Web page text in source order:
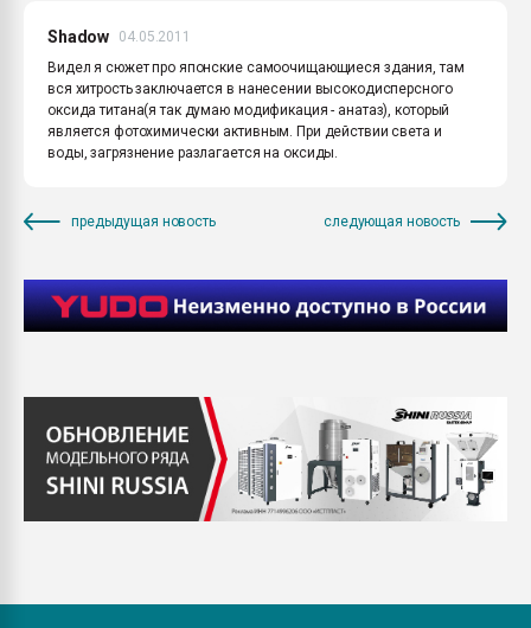
Shadow
04.05.2011
Видел я сюжет про японские самоочищающиеся здания, там
вся хитрость заключается в нанесении высокодисперсного
оксида титана(я так думаю модификация - анатаз), который
является фотохимически активным. При действии света и
воды, загрязнение разлагается на оксиды.
предыдущая новость следующая новость